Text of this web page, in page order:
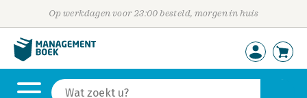
Op werkdagen voor 23:00 besteld, morgen in huis